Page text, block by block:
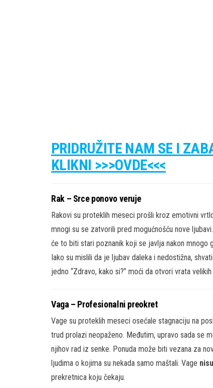
PRIDRUŽITE NAM SE I
KLIKNI >>>OVDE<<<
Rak – Srce ponovo veruje
Rakovi su proteklih meseci prošli kroz emotivni
mnogi su se zatvorili pred mogućnošću nove
će to biti stari poznanik koji se javlja nakon mnogo
Iako su mislili da je ljubav daleka i nedostižna,
jedno “Zdravo, kako si?” moći da otvori vrata
Vaga – Profesionalni preokret
Vage su proteklih meseci osećale stagnaciju na
trud prolazi neopaženo. Međutim, upravo sada se
njihov rad iz senke. Ponuda može biti vezana za
ljudima o kojima su nekada samo maštali. Vage
prekretnica koju čekaju.